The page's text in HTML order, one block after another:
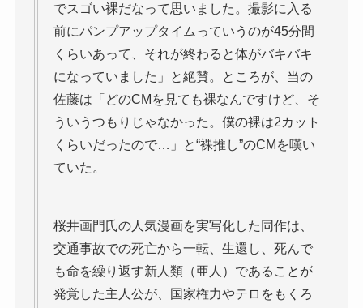
でスゴい裸だなって思いました。撮影に入る
前にパンプアップタイムっていうのが45分間
くらいあって、それが終わると体がバキバキ
になっていました」と絶賛。ところが、当の
佐藤は「どのCMを見ても裸なんですけど、そ
ういうつもりじゃなかった。僕の裸は2カット
くらいだったので…」と“裸推し”のCMを嘆い
ていた。
桜井画門氏の人気漫画を実写化した同作は、
交通事故での死亡から一転、生還し、死んで
も命を繰り返す新人類（亜人）であることが
発覚した主人公が、国家権力やテロをもくろ